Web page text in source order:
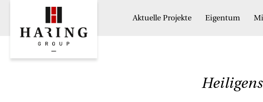
Aktuelle Projekte Eigentum